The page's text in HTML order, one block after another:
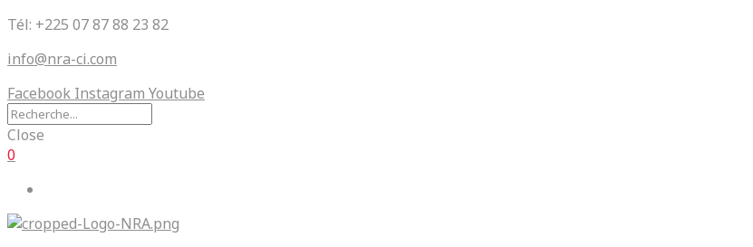
Tél: +225 07 87 88 23 82
info@nra-ci.com
Facebook Instagram Youtube
Close
0